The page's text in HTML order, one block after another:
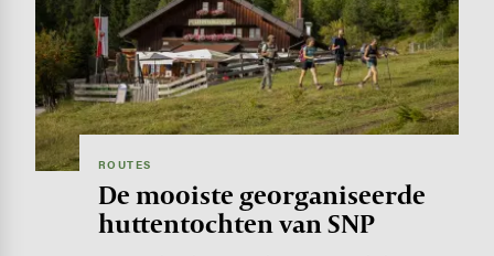
ROUTES
De mooiste georganiseerde
huttentochten van SNP